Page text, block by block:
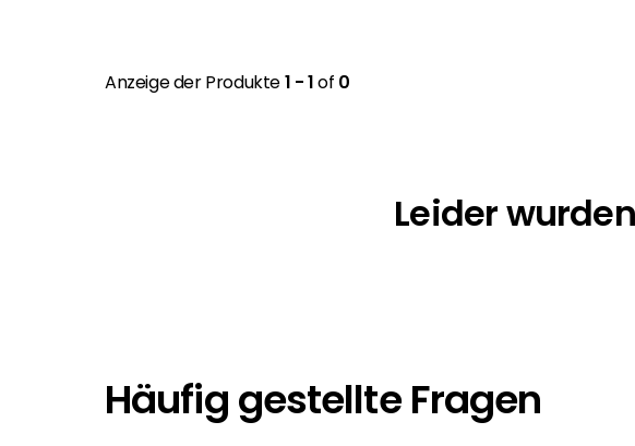
Anzeige der Produkte1 - 1of 0
Leider
Häufig gestellte Fragen